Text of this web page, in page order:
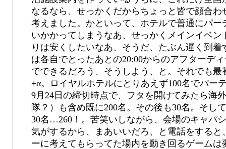
なるなら、せっかくだからちょっと皆で顔合
考えました。かといって、ホテルで普通にパー
いかかってしまうなあ、せっかくメインイベン
りは安くしたいなあ、そうだ、たぶん遅く到
は各自でとったあとの20:00からのアフターデ
でできるだろう、そうしよう、と。それでも最
+α。ロイヤルホテルにとりあえず100名でパー
9月24日の締切時点で、フタを開けてみたら海
隊？）も含め既に200名。その後も30名。そし
30名…260！。苦笑いしながら、会場のキャパ
気がするから、まあいいだろ、と電話をする
ーに考えてもらってた場内を動き回るゲームは